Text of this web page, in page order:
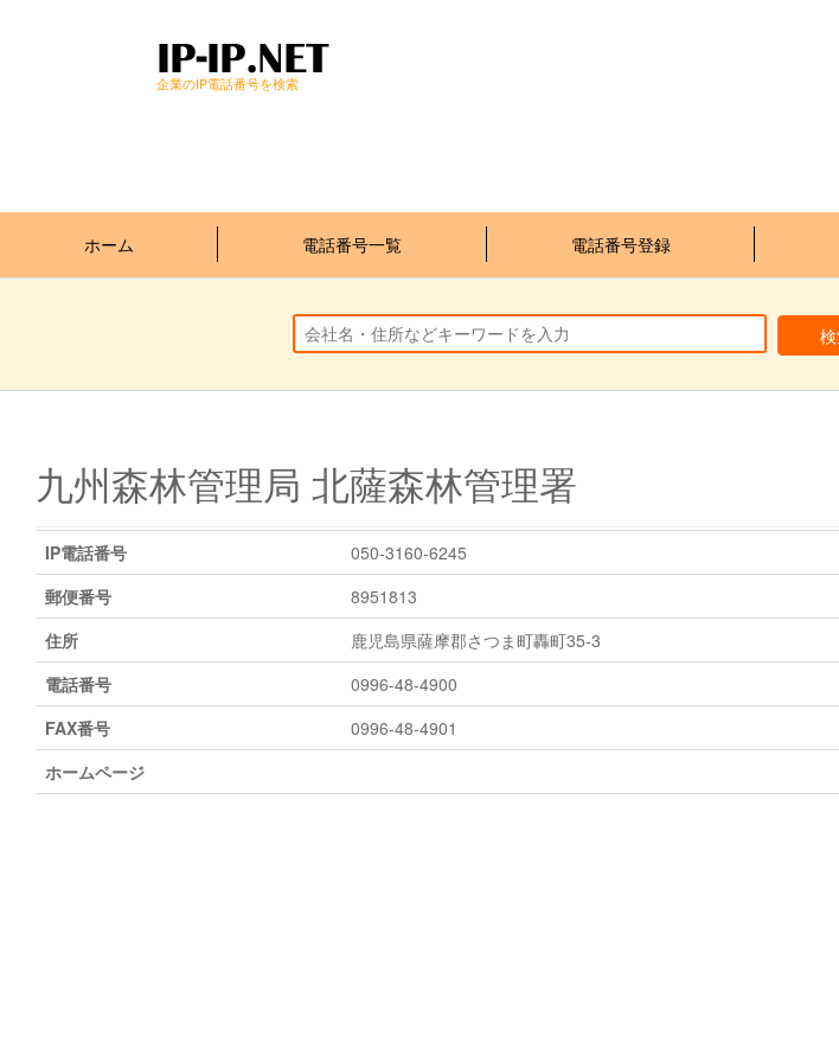
企業のIP電話番号を検索
ホーム 電話番号一覧 電話番号登録
九州森林管理局 北薩森林管理署
IP電話番号
050-3160-6245
郵便番号
8951813
住所
鹿児島県薩摩郡さつま町轟町35-3
電話番号
0996-48-4900
FAX番号
0996-48-4901
ホームページ